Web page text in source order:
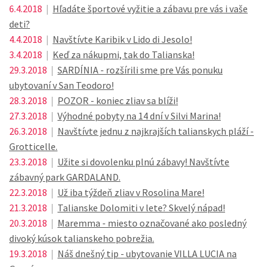
6.4.2018 | Hľadáte športové vyžitie a zábavu pre vás i vaše
deti?
4.4.2018 | Navštívte Karibik v Lido di Jesolo!
3.4.2018 | Keď za nákupmi, tak do Talianska!
29.3.2018 | SARDÍNIA - rozšírili sme pre Vás ponuku
ubytovaní v San Teodoro!
28.3.2018 | POZOR - koniec zliav sa blíži!
27.3.2018 | Výhodné pobyty na 14 dní v Silvi Marina!
26.3.2018 | Navštívte jednu z najkrajších talianskych pláží -
Grotticelle.
23.3.2018 | Užite si dovolenku plnú zábavy! Navštívte
zábavný park GARDALAND.
22.3.2018 | Už iba týždeň zliav v Rosolina Mare!
21.3.2018 | Talianske Dolomiti v lete? Skvelý nápad!
20.3.2018 | Maremma - miesto označované ako posledný
divoký kúsok talianskeho pobrežia.
19.3.2018 | Náš dnešný tip - ubytovanie VILLA LUCIA na